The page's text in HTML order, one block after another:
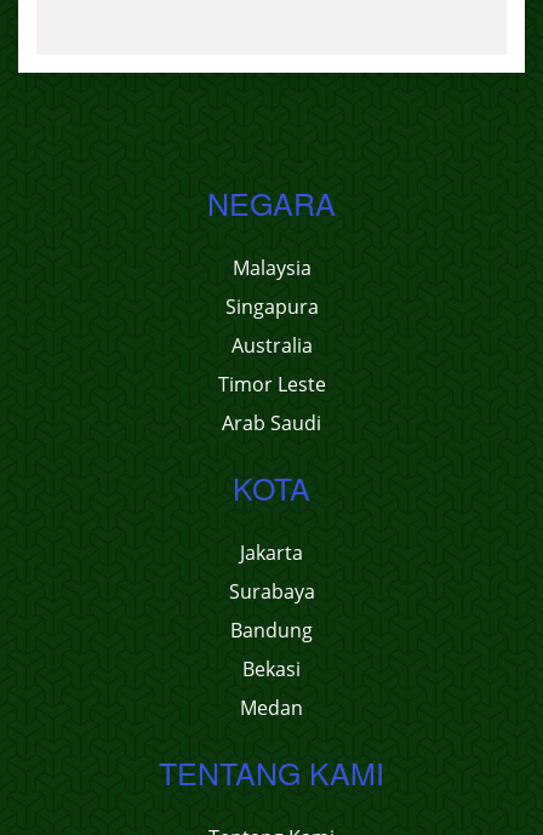
NEGARA
Malaysia
Singapura
Australia
Timor Leste
Arab Saudi
KOTA
Jakarta
Surabaya
Bandung
Bekasi
Medan
TENTANG KAMI